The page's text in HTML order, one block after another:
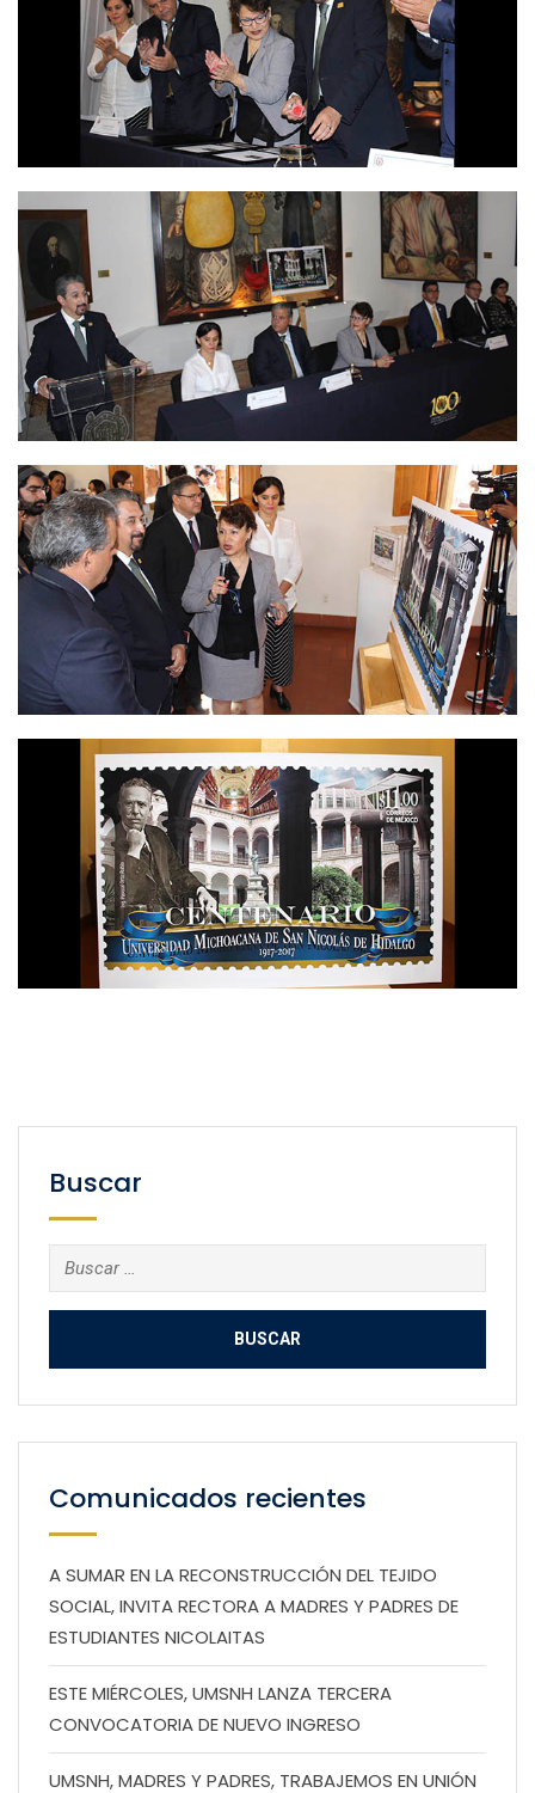
Buscar
Buscar:
Comunicados recientes
A SUMAR EN LA RECONSTRUCCIÓN DEL TEJIDO
SOCIAL, INVITA RECTORA A MADRES Y PADRES DE
ESTUDIANTES NICOLAITAS
ESTE MIÉRCOLES, UMSNH LANZA TERCERA
CONVOCATORIA DE NUEVO INGRESO
UMSNH, MADRES Y PADRES, TRABAJEMOS EN UNIÓN